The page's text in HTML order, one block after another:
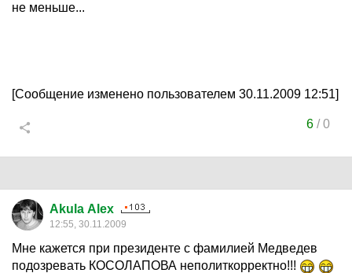
не меньше...
[Сообщение изменено пользователем 30.11.2009 12:51]
6/0
Akula Alex
12:55, 30.11.2009
Мне кажется при президенте с фамилией Медведев
подозревать КОСОЛАПОВА неполиткорректно!!!